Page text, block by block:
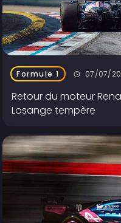
Formule 1 07/07/
Retour du moteur
Losange tempère